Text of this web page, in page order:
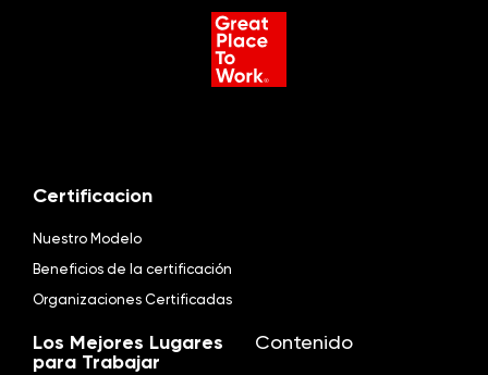
Certificacion
Nuestro Modelo
Beneficios de la certificación
Organizaciones Certificadas
Los Mejores Lugares
para Trabajar
Contenido